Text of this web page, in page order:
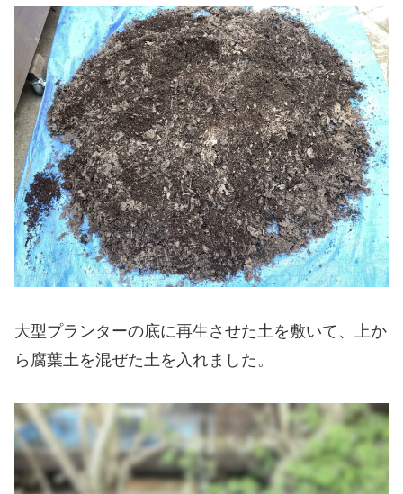
大型プランターの底に再生させた土を敷いて、上か
ら腐葉土を混ぜた土を入れました。